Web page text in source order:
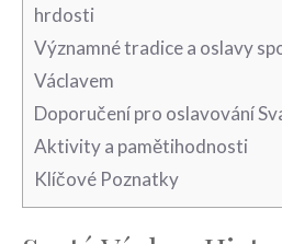
hrdosti
Významné tradice⁢ a oslavy
Václavem
Doporučení ​pro oslavování
Aktivity a ⁤pamětihodnosti
Klíčové Poznatky